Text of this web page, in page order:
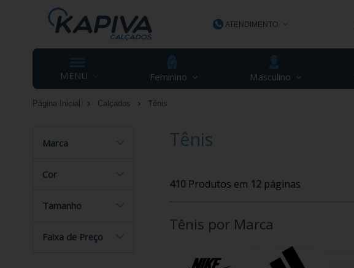
ATENDIMENTO
(48) 3623-1991
MENU Feminino Masculino
Página Inicial Calçados Tênis
Marca
Cor
Tamanho
Faixa de Preço
Tênis
410 Produtos em 12 páginas
Tênis por Marca